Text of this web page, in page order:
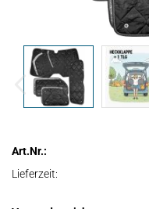
Art.Nr.:
Lieferzeit: